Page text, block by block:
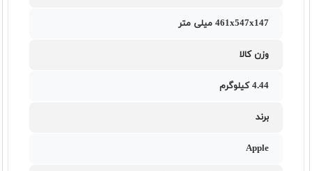
461x547x147 میلی متر
وزن کالا
4.44 کیلوگرم
برند
Apple